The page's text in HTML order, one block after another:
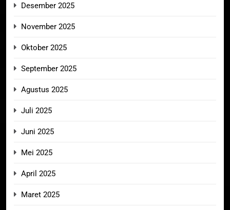
Desember 2025
November 2025
Oktober 2025
September 2025
Agustus 2025
Juli 2025
Juni 2025
Mei 2025
April 2025
Maret 2025